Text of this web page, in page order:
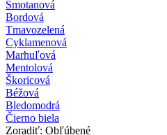
Smotanová
Bordová
Tmavozelená
Cyklamenová
Marhuľová
Mentolová
Škoricová
Béžová
Bledomodrá
Čierno biela
Zoradiť: Obľúbené